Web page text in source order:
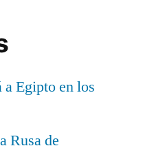
Egipto en los
Rusa de